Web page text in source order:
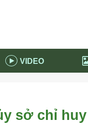
VIDEO
NABU
sở chỉ